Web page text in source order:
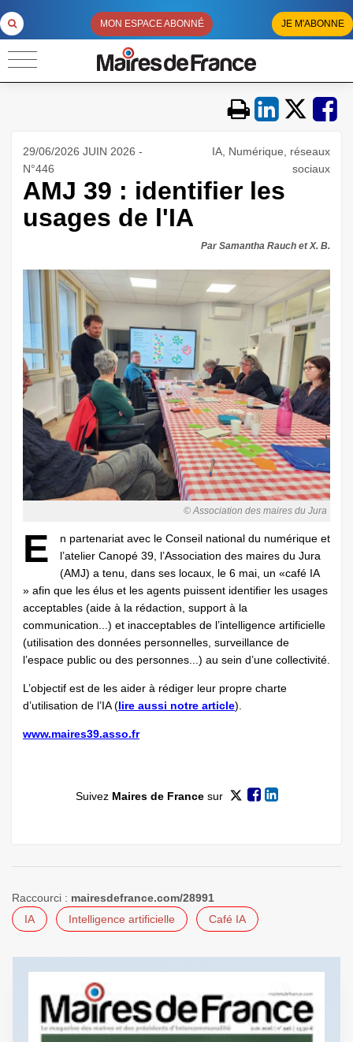
MON ESPACE ABONNÉ JE M'ABONNE
29/06/2026 JUIN 2026 -
N°446
IA, Numérique, réseaux
sociaux
AMJ 39 : identifier les
usages de l'IA
Par Samantha Rauch et X. B.
© Association des maires du Jura
E
n partenariat avec le Conseil national du numérique et
l’atelier Canopé 39, l’Association des maires du Jura
(AMJ) a tenu, dans ses locaux, le 6 mai, un «café IA
» afin que les élus et les agents puissent identifier les usages
acceptables (aide à la rédaction, support à la
communication...) et inacceptables de l’intelligence ­artificielle
(utilisation des données personnelles, ­surveillance de
l’espace public ou des personnes...) au sein d’une collectivité.
L’objectif est de les aider à rédiger leur propre charte
d’utilisation de l’IA (lire aussi notre article).
www.maires39.asso.fr
Suivez Maires de Francesur
Raccourci : mairesdefrance.com/28991
IA
Intelligence artificielle Café IA